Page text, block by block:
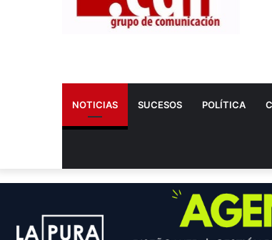
NOTICIAS SUCESOS POLÍTICA